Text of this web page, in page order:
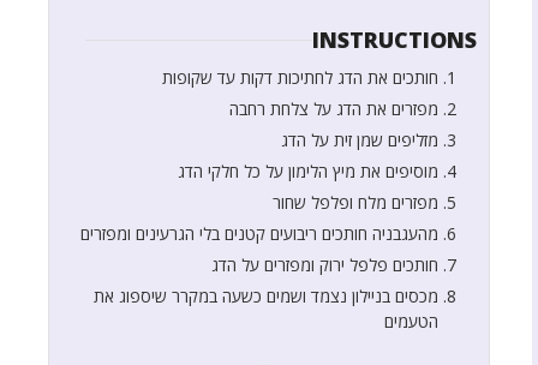
INSTRUCTIONS
חותכים את הדג לחתיכות דקות עד שקופות
מפזרים את הדג על צלחת רחבה
מזליפים שמן זית על הדג
מוסיפים את מיץ הלימון על כל חלקי הדג
מפזרים מלח ופלפל שחור
מהעגבניה חותכים ריבועים קטנים בלי הגרעינים ומפזרים
חותכים פלפל ירוק ומפזרים על הדג
מכסים בניילון נצמד ושמים כשעה במקרר שיספוג את
הטעמים